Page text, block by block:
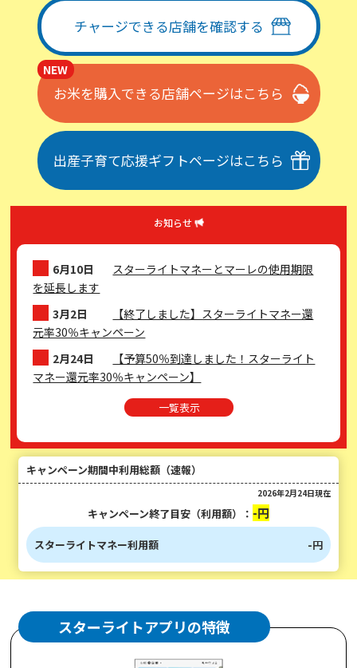
チャージできる店舗を確認する
お米を購入できる店舗ページはこちら
NEW
出産子育て応援ギフトページはこちら
お知らせ
6月10日
スターライトマネーとマーレの使用期限
を延長します
3月2日
【終了しました】スターライトマネー還
元率30％キャンペーン
2月24日
【予算50％到達しました！スターライト
マネー還元率30％キャンペーン】
一覧表示
キャンペーン期間中利用総額（速報）
2026年2月24日現在
キャンペーン終了目安（利用額）： -円
スターライトマネー利用額 -円
スターライトアプリの特徴